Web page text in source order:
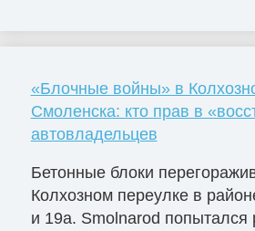
«Блочные войны» в
Смоленска: кто прав в
автовладельцев
Бетонные блоки
Колхозном переулке в
и 19а. Smolnarod попытался